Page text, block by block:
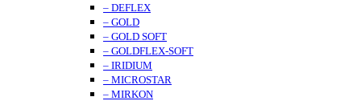
– DEFLEX
– GOLD
– GOLD SOFT
– GOLDFLEX-SOFT
– IRIDIUM
– MICROSTAR
– MIRKON